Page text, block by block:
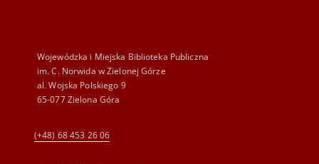
Wojewódzka i Miejska Biblioteka Publiczna
im. C. Norwida w Zielonej Górze
al. Wojska Polskiego 9
65-077 Zielona Góra
(+48) 68 453 26 06